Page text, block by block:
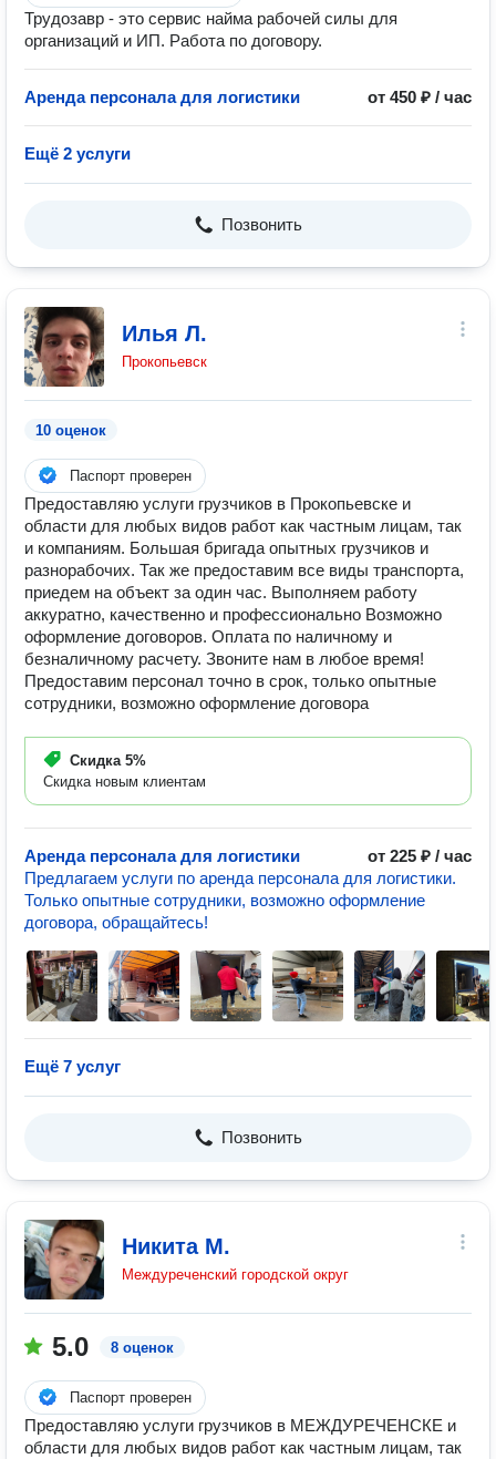
Трудозавр - это сервис найма рабочей силы для
организаций и ИП. Работа по договору.
Аренда персонала для логистики от 450 ₽ / час
Ещё 2 услуги
Позвонить
Илья Л.
Прокопьевск
10 оценок
Паспорт проверен
Предоставляю услуги грузчиков в Прокопьевске и
области для любых видов работ как частным лицам, так
и компаниям. Большая бригада опытных грузчиков и
разнорабочих. Так же предоставим все виды транспорта,
приедем на объект за один час. Выполняем работу
аккуратно, качественно и профессионально Возможно
оформление договоров. Оплата по наличному и
безналичному расчету. Звоните нам в любое время!
Предоставим персонал точно в срок, только опытные
сотрудники, возможно оформление договора
Скидка 5%
Скидка новым клиентам
Аренда персонала для логистики
от 225 ₽ / час
Предлагаем услуги по аренда персонала для логистики.
Только опытные сотрудники, возможно оформление
договора, обращайтесь!
Ещё 7 услуг
Позвонить
Никита М.
Междуреченский городской округ
5.0 8 оценок
Паспорт проверен
Предоставляю услуги грузчиков в МЕЖДУРЕЧЕНСКЕ и
области для любых видов работ как частным лицам, так